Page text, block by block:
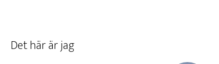
Det här är jag